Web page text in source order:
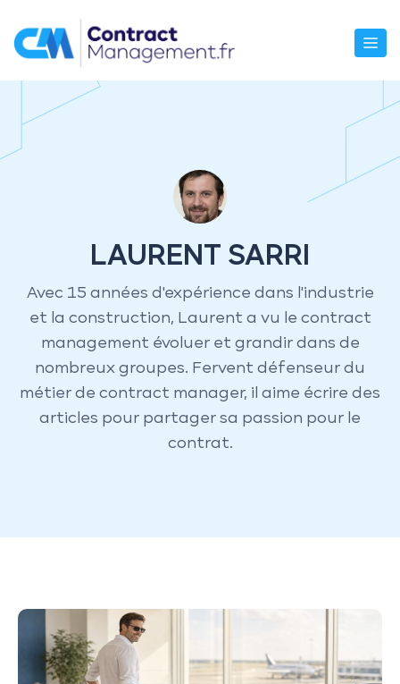
au
contenu
LAURENT SARRI
Avec 15 années d'expérience dans l'industrie
et la construction, Laurent a vu le contract
management évoluer et grandir dans de
nombreux groupes. Fervent défenseur du
métier de contract manager, il aime écrire des
articles pour partager sa passion pour le
contrat.